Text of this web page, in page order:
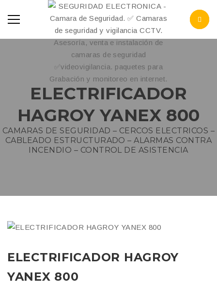
ELECTRIFICADOR
HAGROY YANEX 800
CAMARAS DE SEGURIDAD – CERCOS ELECTRICOS –
CABLEADO ESTRUCTURADO – ALARMAS CONTRA
INCENDIO – CONTROL DE ASISTENCIA
ELECTRIFICADOR HAGROY
YANEX 800